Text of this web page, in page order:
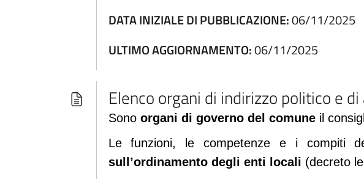
DATA INIZIALE DI PUBBLICAZIONE:06/11/2025
ULTIMO AGGIORNAMENTO:06/11/2025
Elenco organi di indirizzo politico e
Sono organi di governo del comuneil
Le funzioni, le competenze e i compiti
sull’ordinamento degli enti locali (decreto